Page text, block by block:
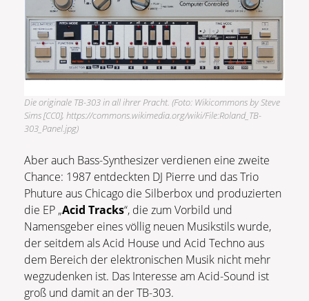
Die originale TB-303 in all ihrer Pracht. (Foto: Wikicommons by Steve
Sims [CC0], https://commons.wikimedia.org/wiki/File:Roland_TB-
303_Panel.jpg)
Aber auch Bass-Synthesizer verdienen eine zweite
Chance: 1987 entdeckten DJ Pierre und das Trio
Phuture aus Chicago die Silberbox und produzierten
die EP „Acid Tracks“, die zum Vorbild und
Namensgeber eines völlig neuen Musikstils wurde,
der seitdem als Acid House und Acid Techno aus
dem Bereich der elektronischen Musik nicht mehr
wegzudenken ist. Das Interesse am Acid-Sound ist
groß und damit an der TB-303.